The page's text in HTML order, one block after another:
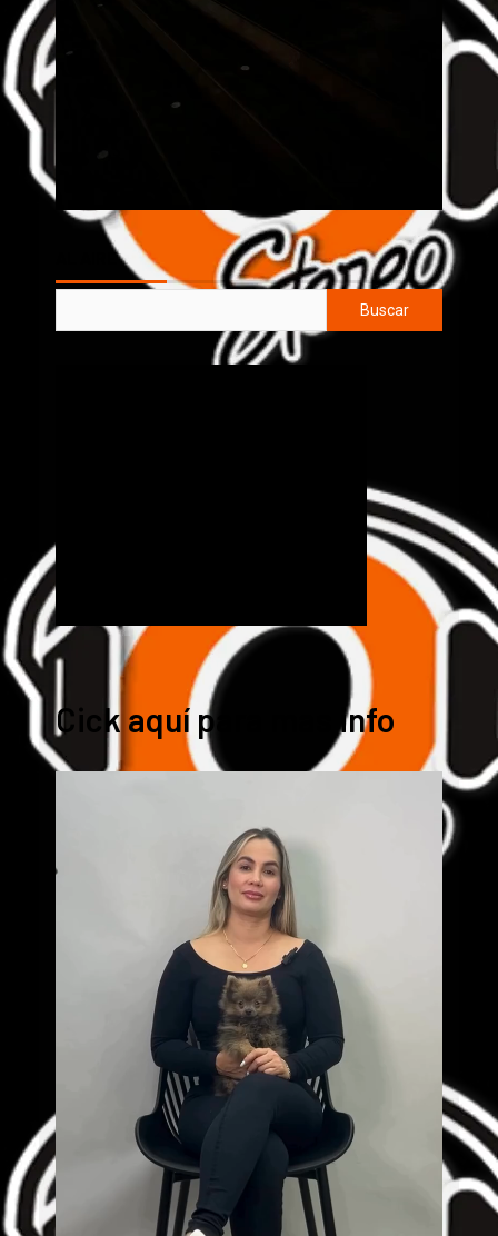
AL AIRE
Buscar
Cick aquí para mas info